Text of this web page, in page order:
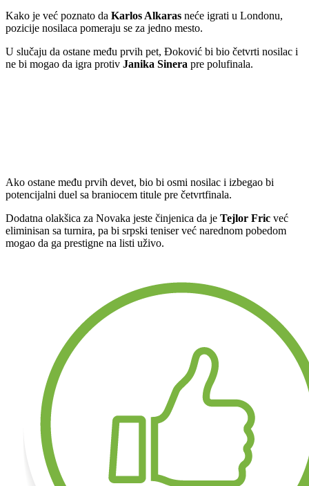
Kako je već poznato da Karlos Alkaras neće igrati u Londonu,
pozicije nosilaca pomeraju se za jedno mesto.
U slučaju da ostane među prvih pet, Đoković bi bio četvrti nosilac i
ne bi mogao da igra protiv Janika Sinera pre polufinala.
Ako ostane među prvih devet, bio bi osmi nosilac i izbegao bi
potencijalni duel sa braniocem titule pre četvrtfinala.
Dodatna olakšica za Novaka jeste činjenica da je Tejlor Fric već
eliminisan sa turnira, pa bi srpski teniser već narednom pobedom
mogao da ga prestigne na listi uživo.